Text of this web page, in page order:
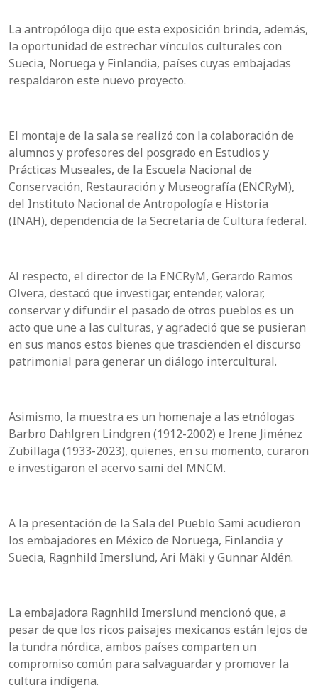
La antropóloga dijo que esta exposición brinda, además,
la oportunidad de estrechar vínculos culturales con
Suecia, Noruega y Finlandia, países cuyas embajadas
respaldaron este nuevo proyecto.
El montaje de la sala se realizó con la colaboración de
alumnos y profesores del posgrado en Estudios y
Prácticas Museales, de la Escuela Nacional de
Conservación, Restauración y Museografía (ENCRyM),
del Instituto Nacional de Antropología e Historia
(INAH), dependencia de la Secretaría de Cultura federal.
Al respecto, el director de la ENCRyM, Gerardo Ramos
Olvera, destacó que investigar, entender, valorar,
conservar y difundir el pasado de otros pueblos es un
acto que une a las culturas, y agradeció que se pusieran
en sus manos estos bienes que trascienden el discurso
patrimonial para generar un diálogo intercultural.
Asimismo, la muestra es un homenaje a las etnólogas
Barbro Dahlgren Lindgren (1912-2002) e Irene Jiménez
Zubillaga (1933-2023), quienes, en su momento, curaron
e investigaron el acervo sami del MNCM.
A la presentación de la Sala del Pueblo Sami acudieron
los embajadores en México de Noruega, Finlandia y
Suecia, Ragnhild Imerslund, Ari Mäki y Gunnar Aldén.
La embajadora Ragnhild Imerslund mencionó que, a
pesar de que los ricos paisajes mexicanos están lejos de
la tundra nórdica, ambos países comparten un
compromiso común para salvaguardar y promover la
cultura indígena.